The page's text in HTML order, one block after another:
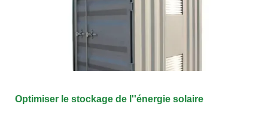
Optimiser le stockage de l''énergie solaire